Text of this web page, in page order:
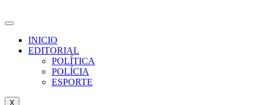
INICIO
EDITORIAL
POLÍTICA
POLÍCIA
ESPORTE
X